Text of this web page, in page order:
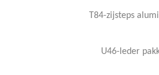
T84-zijsteps
U46-leder